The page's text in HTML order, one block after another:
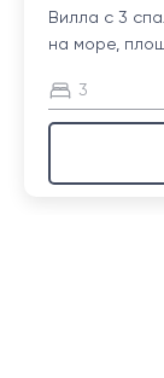
Вилла с 3
на море,
3